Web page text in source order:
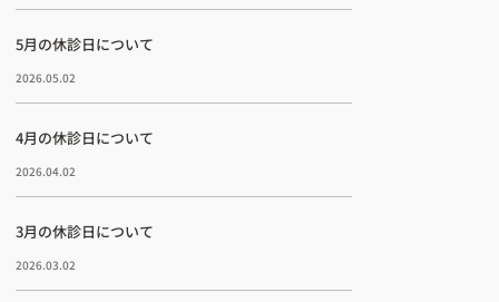
話予約はこちら
5月の休診日について
2026.05.02
4月の休診日について
2026.04.02
3月の休診日について
2026.03.02